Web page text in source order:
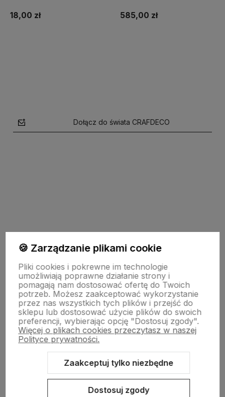
18,00 zł 585,00 zł
Dołącz do świata CRAFDECO
TU JESTEŚMY
INFO O PRODUKCIE
ZGODY
CRAFDECO PRO
🍪 Zarządzanie plikami cookie
Pliki cookies i pokrewne im technologie
umożliwiają poprawne działanie strony i
pomagają nam dostosować ofertę do Twoich
potrzeb. Możesz zaakceptować wykorzystanie
przez nas wszystkich tych plików i przejść do
sklepu lub dostosować użycie plików do swoich
preferencji, wybierając opcję "Dostosuj zgody".
Więcej o plikach cookies przeczytasz w naszej
Polityce prywatności.
Zaakceptuj tylko niezbędne
Dostosuj zgody